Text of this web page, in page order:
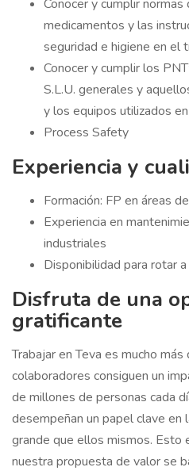
Conocer y cumplir
medicamentos y las
seguridad e higiene en el
Conocer y cumplir los
S.L.U. generales y
y los equipos utilizados
Process Safety
Experiencia y
Formación: FP en áreas
Experiencia en
industriales
Disponibilidad para rotar
Disfruta de una
gratificante
Trabajar en Teva es mucho
colaboradores consiguen un
de millones de personas cada
desempeñan un papel clave en
grande que ellos mismos. Esto
nuestra propuesta de valor se